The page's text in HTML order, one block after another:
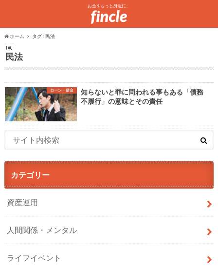
お金をもっと身近に。
ホーム タグ : 民法
TAG
民法
ローン・借金
知らないと罪に問われる事もある「債務
不履行」の意味とその責任
カテゴリー
資産運用
人間関係・メンタル
ライフイベント